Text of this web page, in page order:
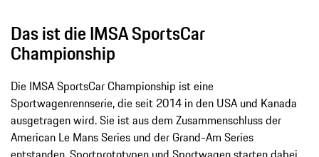
Das ist die IMSA SportsCar
Championship
Die IMSA SportsCar Championship ist eine
Sportwagenrennserie, die seit 2014 in den USA und Kanada
ausgetragen wird. Sie ist aus dem Zusammenschluss der
American Le Mans Series und der Grand-­Am Series